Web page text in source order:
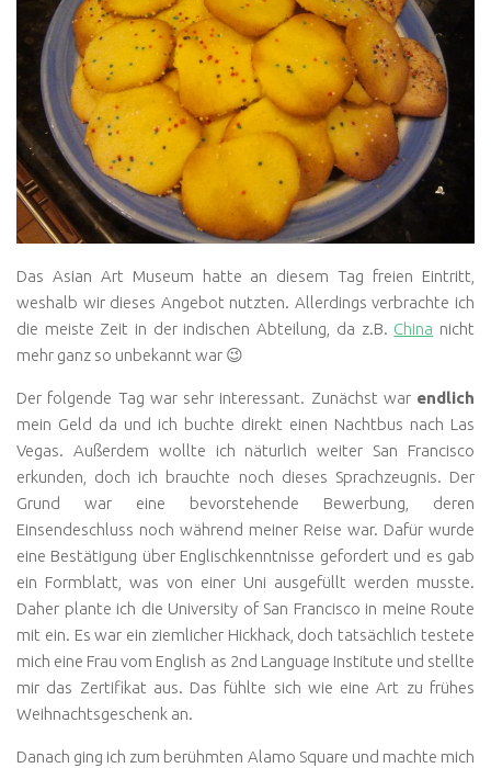
Das Asian Art Museum hatte an diesem Tag freien Eintritt,
weshalb wir dieses Angebot nutzten. Allerdings verbrachte ich
die meiste Zeit in der indischen Abteilung, da z.B. China nicht
mehr ganz so unbekannt war 😉
Der folgende Tag war sehr interessant. Zunächst war endlich
mein Geld da und ich buchte direkt einen Nachtbus nach Las
Vegas. Außerdem wollte ich näturlich weiter San Francisco
erkunden, doch ich brauchte noch dieses Sprachzeugnis. Der
Grund war eine bevorstehende Bewerbung, deren
Einsendeschluss noch während meiner Reise war. Dafür wurde
eine Bestätigung über Englischkenntnisse gefordert und es gab
ein Formblatt, was von einer Uni ausgefüllt werden musste.
Daher plante ich die University of San Francisco in meine Route
mit ein. Es war ein ziemlicher Hickhack, doch tatsächlich testete
mich eine Frau vom English as 2nd Language Institute und stellte
mir das Zertifikat aus. Das fühlte sich wie eine Art zu frühes
Weihnachtsgeschenk an.
Danach ging ich zum berühmten Alamo Square und machte mich